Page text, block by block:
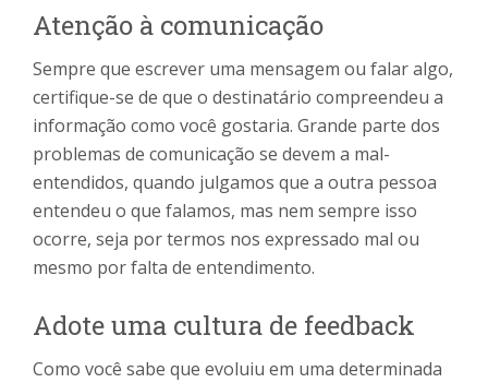
Atenção à comunicação
Sempre que escrever uma mensagem ou falar algo,
certifique-se de que o destinatário compreendeu a
informação como você gostaria. Grande parte dos
problemas de comunicação se devem a mal-
entendidos, quando julgamos que a outra pessoa
entendeu o que falamos, mas nem sempre isso
ocorre, seja por termos nos expressado mal ou
mesmo por falta de entendimento.
Adote uma cultura de feedback
Como você sabe que evoluiu em uma determinada